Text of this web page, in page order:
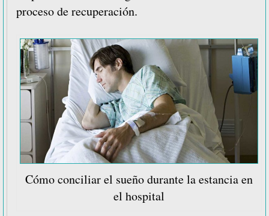
proceso de recuperación.
Cómo conciliar el sueño durante la estancia en
el hospital